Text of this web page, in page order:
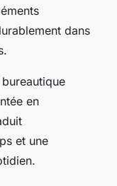
dans
en
et une